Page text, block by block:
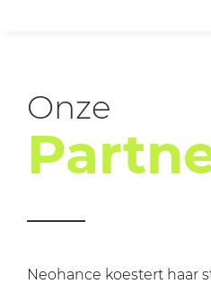
Onze
Neohance koestert haar